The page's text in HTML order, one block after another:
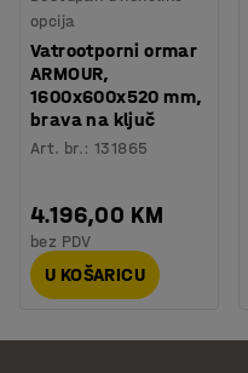
opcija
Vatrootporni ormar
ARMOUR,
1600x600x520 mm,
brava na ključ
Art. br.:131865
4.196,00 KM
bez PDV
U KOŠARICU